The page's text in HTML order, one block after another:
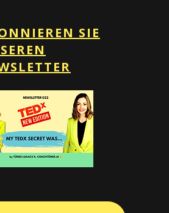
SIE